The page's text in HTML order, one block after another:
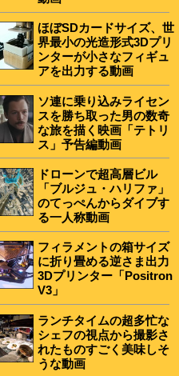
ほぼSDカードサイズ、世
界最小の光造形式3Dプリ
ンターが小さなフィギュ
アを出力する動画
ソ連に乗り込みライセン
スを勝ち取った男の数奇
な旅を描く映画「テトリ
ス」予告編動画
ドローンで超高層ビル
「ブルジュ・ハリファ」
のてっぺんからダイブす
る一人称動画
フィラメントの箱サイズ
に折り畳める逆さま出力
3Dプリンター「Positron
V3」
ランチタイムの超多忙な
シェフの視点から撮影さ
れたものすごく美味しそ
うな動画